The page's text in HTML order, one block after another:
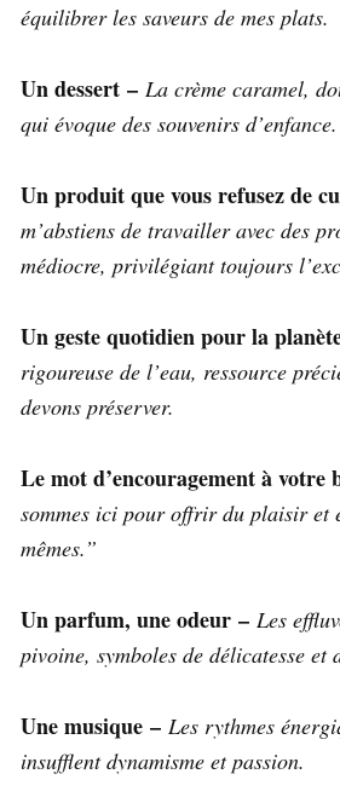
équilibrer les saveurs de mes plats.
Un dessert – La crème caramel,
qui évoque des souvenirs d’enfance.
Un produit que vous refusez de
m’abstiens de travailler avec des
médiocre, privilégiant toujours
Un geste quotidien pour la
rigoureuse de l’eau, ressource
devons préserver.
Le mot d’encouragement à votre
sommes ici pour offrir du plaisir et
mêmes.”
Un parfum, une odeur – Les
pivoine, symboles de délicatesse et
Une musique – Les rythmes
insufflent dynamisme et passion.